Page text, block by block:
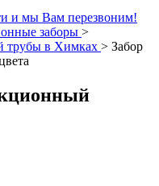
и мы Вам перезвоним!
заборы >
трубы в Химках > Забор